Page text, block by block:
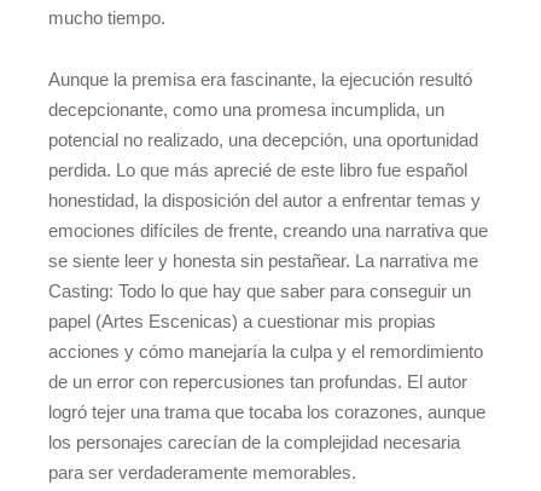
mucho tiempo.
Aunque la premisa era fascinante, la ejecución resultó
decepcionante, como una promesa incumplida, un
potencial no realizado, una decepción, una oportunidad
perdida. Lo que más aprecié de este libro fue español
honestidad, la disposición del autor a enfrentar temas y
emociones difíciles de frente, creando una narrativa que
se siente leer y honesta sin pestañear. La narrativa me
Casting: Todo lo que hay que saber para conseguir un
papel (Artes Escenicas) a cuestionar mis propias
acciones y cómo manejaría la culpa y el remordimiento
de un error con repercusiones tan profundas. El autor
logró tejer una trama que tocaba los corazones, aunque
los personajes carecían de la complejidad necesaria
para ser verdaderamente memorables.